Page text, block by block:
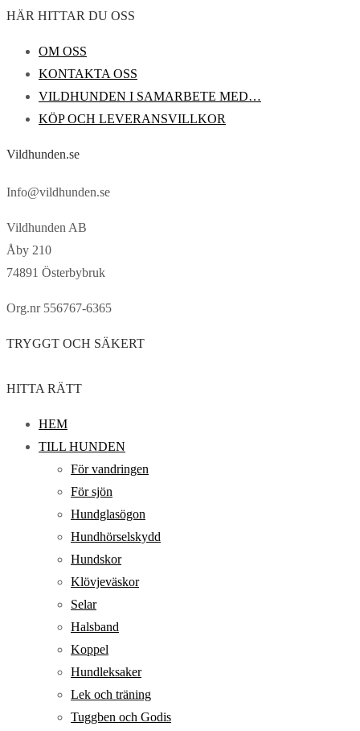
HÄR HITTAR DU OSS
OM OSS
KONTAKTA OSS
VILDHUNDEN I SAMARBETE MED…
KÖP OCH LEVERANSVILLKOR
Vildhunden.se
Info@vildhunden.se
Vildhunden AB
Åby 210
74891 Österbybruk
Org.nr 556767-6365
TRYGGT OCH SÄKERT
HITTA RÄTT
HEM
TILL HUNDEN
För vandringen
För sjön
Hundglasögon
Hundhörselskydd
Hundskor
Klövjeväskor
Selar
Halsband
Koppel
Hundleksaker
Lek och träning
Tuggben och Godis